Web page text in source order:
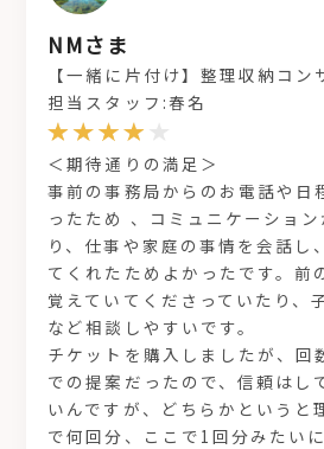
NMさま
【一緒に片付け】整理収納コン
担当スタッフ:春名
＜期待通りの満足＞
事前の事務局からのお電話や日
ったため 、コミュニケーション
り、仕事や家庭の事情を会話し
てくれたためよかったです。前
覚えていてくださっていたり、
など相談しやすいです。
チケットを購入しましたが、回
での提案だったので、信頼はし
いんですが、どちらかというと
で何回分、ここで1回分みたい